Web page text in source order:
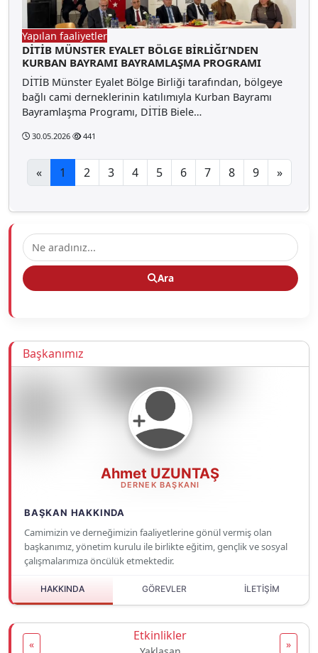
Yapılan faaliyetler
DİTİB MÜNSTER EYALET BÖLGE BİRLİĞI’NDEN
KURBAN BAYRAMI BAYRAMLAŞMA PROGRAMI
DİTİB Münster Eyalet Bölge Birliği tarafından, bölgeye
bağlı cami derneklerinin katılımıyla Kurban Bayramı
Bayramlaşma Programı, DİTİB Biele…
30.05.2026 441
« 1 2 3 4 5 6 7 8 9 »
Ara
Başkanımız
Ahmet UZUNTAŞ
DERNEK BAŞKANI
BAŞKAN HAKKINDA
Camimizin ve derneğimizin faaliyetlerine gönül vermiş olan
başkanımız, yönetim kurulu ile birlikte eğitim, gençlik ve sosyal
çalışmalarımıza öncülük etmektedir.
HAKKINDA GÖREVLER İLETİŞİM
«
Etkinlikler
»